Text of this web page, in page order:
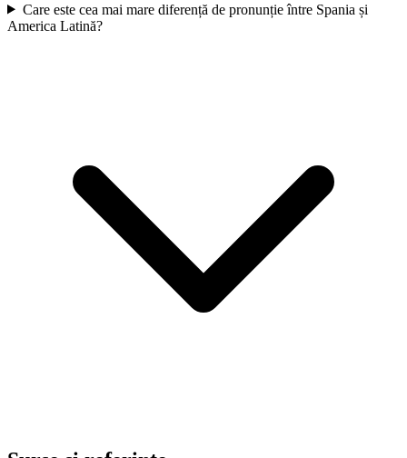
Care este cea mai mare diferență de pronunție între Spania și
America Latină?